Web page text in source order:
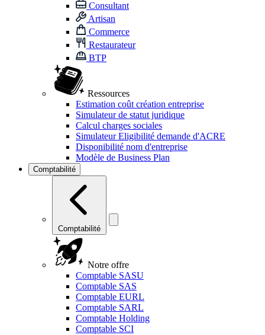
Consultant
Artisan
Commerce
Restaurateur
BTP
Ressources
Estimation coût création entreprise
Simulateur de statut juridique
Calcul charges sociales
Simulateur Eligibilité demande d'ACRE
Disponibilité nom d'entreprise
Modèle de Business Plan
Comptabilité
Comptabilité
Notre offre
Comptable SASU
Comptable SAS
Comptable EURL
Comptable SARL
Comptable Holding
Comptable SCI